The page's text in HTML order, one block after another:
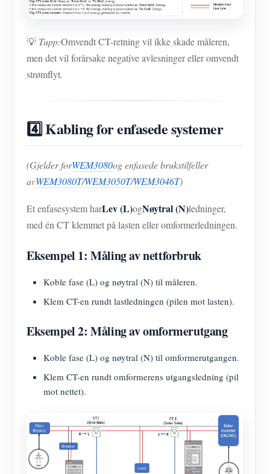
💡 Tupp:Omvendt CT-retning vil ikke skade måleren,
men det vil forårsake negative avlesninger eller omvendt
strømflyt.
4️⃣ Kabling for enfasede systemer
(Gjelder forWEM3080og enfasede brukstilfeller
avWEM3080T/WEM3050T/WEM3046T)
Et enfasesystem harLev (L)ogNøytral (N)ledninger,
med én CT klemmet på lasten eller omformerledningen.
Eksempel 1: Måling av nettforbruk
Koble fase (L) og nøytral (N) til måleren.
Klem CT-en rundt lastledningen (pilen mot lasten).
Eksempel 2: Måling av omformerutgang
Koble fase (L) og nøytral (N) til omformerutgangen.
Klem CT-en rundt omformerens utgangsledning (pil
mot nettet).